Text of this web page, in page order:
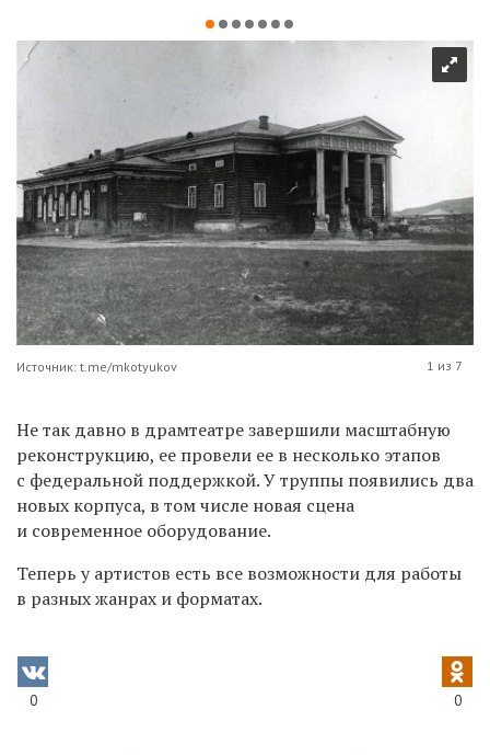
Источник: t.me/mkotyukov 1 из 7
Не так давно в драмтеатре завершили масштабную
реконструкцию, ее провели ее в несколько этапов
с федеральной поддержкой. У труппы появились два
новых корпуса, в том числе новая сцена
и современное оборудование.
Теперь у артистов есть все возможности для работы
в разных жанрах и форматах.
0 0